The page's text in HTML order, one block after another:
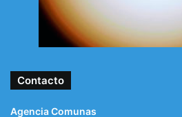
Contacto
Agencia Comunas